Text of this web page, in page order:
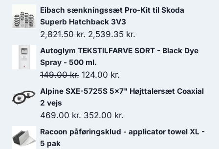
oprindelige
pris
var:
79.00 kr..
aktuelle
pris
er:
63.20 kr..
Eibach sænkningssæt Pro-Kit til Skoda
Superb Hatchback 3V3
2,821.50kr. Den
oprindelige
pris
var:
2,821.50 kr..
2,539.35 kr.
aktuelle
2,539.35 kr..
Autoglym TEKSTILFARVE SORT - Black Dye
Spray - 500 ml.
149.00kr. Den
oprindelige
var:
149.00 kr..
124.00 kr.
aktuelle
er:
124.00 kr..
Alpine SXE-5725S 5x7" Højttalersæt Coaxial
2 vejs
469.00kr. Den
oprindelige
352.00 kr.
aktuelle
Racoon påføringsklud - applicator towel XL -
5 pak